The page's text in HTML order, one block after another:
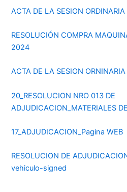
ACTA DE LA SESION
RESOLUCIÓN COMPRA
2024
ACTA DE LA SESION
20_RESOLUCION NRO 013 DE
ADJUDICACION_MATERIALES
17_ADJUDICACION_Pagina WEB
RESOLUCION DE
vehiculo-signed